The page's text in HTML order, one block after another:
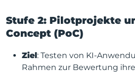
Stufe 2: Pilotprojekte
Concept (PoC)
Ziel: Testen von KI-
Rahmen zur Bewertung